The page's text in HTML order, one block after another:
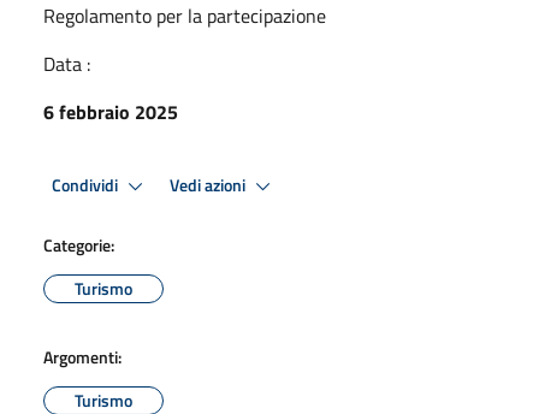
Regolamento per la partecipazione
Data :
6 febbraio 2025
Condividi Vedi azioni
Categorie:
Turismo
Argomenti:
Turismo